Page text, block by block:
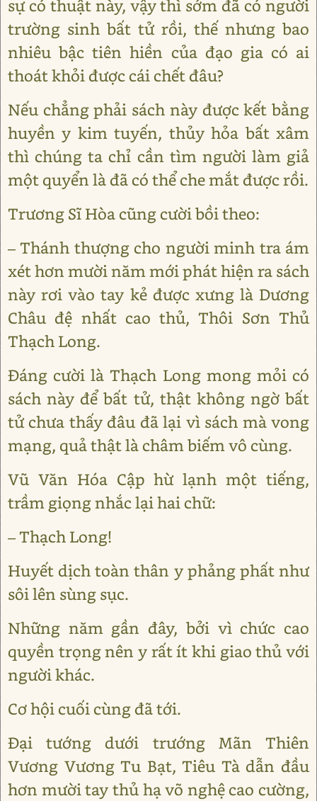
sự có thuật này, vậy thì sớm đã có người
trường sinh bất tử rồi, thế nhưng bao
nhiêu bậc tiên hiền của đạo gia có ai
thoát khỏi được cái chết đâu?
Nếu chẳng phải sách này được kết bằng
huyền y kim tuyến, thủy hỏa bất xâm
thì chúng ta chỉ cần tìm người làm giả
một quyển là đã có thể che mắt được rồi.
Trương Sĩ Hòa cũng cười bồi theo:
– Thánh thượng cho người minh tra ám
xét hơn mười năm mới phát hiện ra sách
này rơi vào tay kẻ được xưng là Dương
Châu đệ nhất cao thủ, Thôi Sơn Thủ
Thạch Long.
Đáng cười là Thạch Long mong mỏi có
sách này để bất tử, thật không ngờ bất
tử chưa thấy đâu đã lại vì sách mà vong
mạng, quả thật là châm biếm vô cùng.
Vũ Văn Hóa Cập hừ lạnh một tiếng,
trầm giọng nhắc lại hai chữ:
– Thạch Long!
Huyết dịch toàn thân y phảng phất như
sôi lên sùng sục.
Những năm gần đây, bởi vì chức cao
quyền trọng nên y rất ít khi giao thủ với
người khác.
Cơ hội cuối cùng đã tới.
Đại tướng dưới trướng Mãn Thiên
Vương Vương Tu Bạt, Tiêu Tà dẫn đầu
hơn mười tay thủ hạ võ nghệ cao cường,